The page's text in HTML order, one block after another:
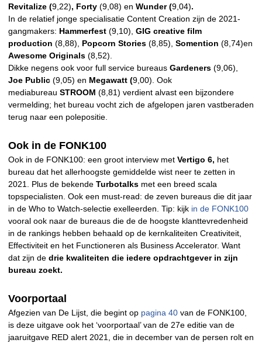
Revitalize (9,22), Forty (9,08) en Wunder (9,04).
In de relatief jonge specialisatie Content Creation zijn de 2021-
gangmakers: Hammerfest (9,10), GIG creative film
production (8,88), Popcorn Stories (8,85), Somention (8,74)en
Awesome Originals (8,52).
Dikke negens ook voor full service bureaus Gardeners (9,06),
Joe Public (9,05) en Megawatt (9,00). Ook
mediabureau STROOM (8,81) verdient alvast een bijzondere
vermelding; het bureau vocht zich de afgelopen jaren vastberaden
terug naar een polepositie.
Ook in de FONK100
Ook in de FONK100: een groot interview met Vertigo 6, het
bureau dat het allerhoogste gemiddelde wist neer te zetten in
2021. Plus de bekende Turbotalks met een breed scala
topspecialisten. Ook een must-read: de zeven bureaus die dit jaar
in de Who to Watch-selectie exelleerden. Tip: kijk in de FONK100
vooral ook naar de bureaus die de de hoogste klanttevredenheid
in de rankings hebben behaald op de kernkaliteiten Creativiteit,
Effectiviteit en het Functioneren als Business Accelerator. Want
dat zijn de drie kwaliteiten die iedere opdrachtgever in zijn
bureau zoekt.
Voorportaal
Afgezien van De Lijst, die begint op pagina 40 van de FONK100,
is deze uitgave ook het ‘voorportaal’ van de 27e editie van de
jaaruitgave RED alert 2021, die in december van de persen rolt en